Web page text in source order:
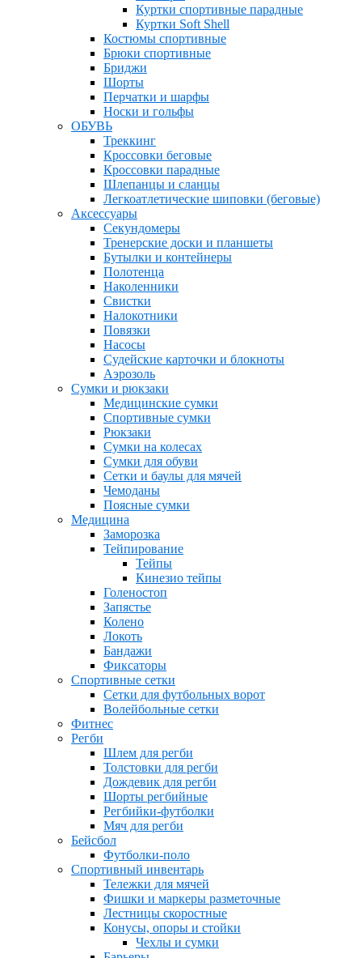
Куртки спортивные парадные
Куртки Soft Shell
Костюмы спортивные
Брюки спортивные
Бриджи
Шорты
Перчатки и шарфы
Носки и гольфы
ОБУВЬ
Треккинг
Кроссовки беговые
Кроссовки парадные
Шлепанцы и сланцы
Легкоатлетические шиповки (беговые)
Аксессуары
Секундомеры
Тренерские доски и планшеты
Бутылки и контейнеры
Полотенца
Наколенники
Свистки
Налокотники
Повязки
Насосы
Судейские карточки и блокноты
Аэрозоль
Сумки и рюкзаки
Медицинские сумки
Спортивные сумки
Рюкзаки
Сумки на колесах
Сумки для обуви
Сетки и баулы для мячей
Чемоданы
Поясные сумки
Медицина
Заморозка
Тейпирование
Тейпы
Кинезио тейпы
Голеностоп
Запястье
Колено
Локоть
Бандажи
Фиксаторы
Спортивные сетки
Сетки для футбольных ворот
Волейбольные сетки
Фитнес
Регби
Шлем для регби
Толстовки для регби
Дождевик для регби
Шорты регбийные
Регбийки-футболки
Мяч для регби
Бейсбол
Футболки-поло
Спортивный инвентарь
Тележки для мячей
Фишки и маркеры разметочные
Лестницы скоростные
Конусы, опоры и стойки
Чехлы и сумки